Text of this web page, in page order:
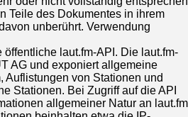
Teile des Dokumentes in ihrem
unberührt. Verwendung
laut.fm-API. Die laut.fm-
AG und exponiert allgemeine
Auflistungen von Stationen und
Stationen. Bei Zugriff auf die API
allgemeiner Natur an laut.fm